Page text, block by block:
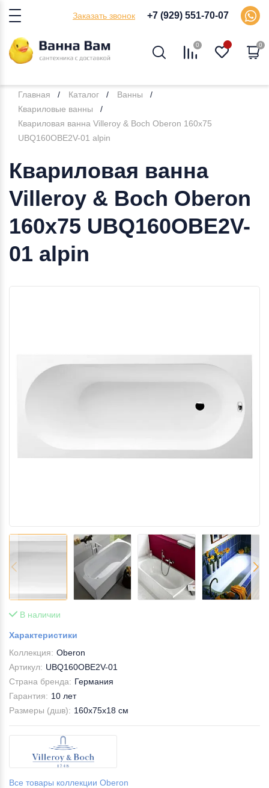
Заказать звонок +7 (929) 551-70-07
0 0
Главная Каталог
Ванны
Квариловые ванны
Квариловая ванна Villeroy & Boch Oberon 160х75
UBQ160OBE2V-01 alpin
Квариловая ванна
Villeroy & Boch Oberon
160х75 UBQ160OBE2V-
01 alpin
В наличии
Характеристики
Коллекция: Oberon
Артикул: UBQ160OBE2V-01
Страна бренда: Германия
Гарантия: 10 лет
Размеры (дшв): 160x75x18 см
Все товары коллекции Oberon